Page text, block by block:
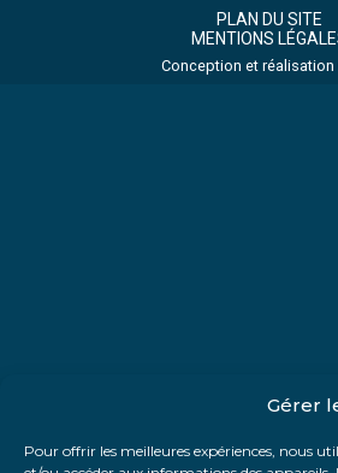
Gérer
Pour offrir les meilleures expériences, nous
PLAN DU SITE
MENTIONS
Conception et réalisation